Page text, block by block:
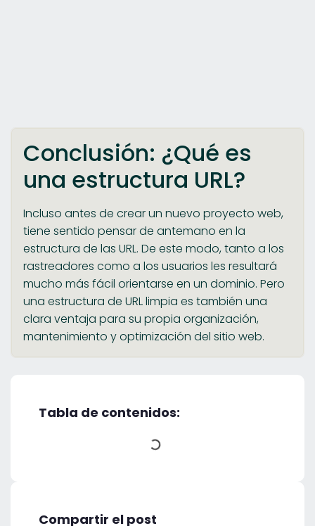
Conclusión: ¿Qué es
una estructura URL?
Incluso antes de crear un nuevo proyecto web,
tiene sentido pensar de antemano en la
estructura de las URL. De este modo, tanto a los
rastreadores como a los usuarios les resultará
mucho más fácil orientarse en un dominio. Pero
una estructura de URL limpia es también una
clara ventaja para su propia organización,
mantenimiento y optimización del sitio web.
Tabla de contenidos:
Compartir el post